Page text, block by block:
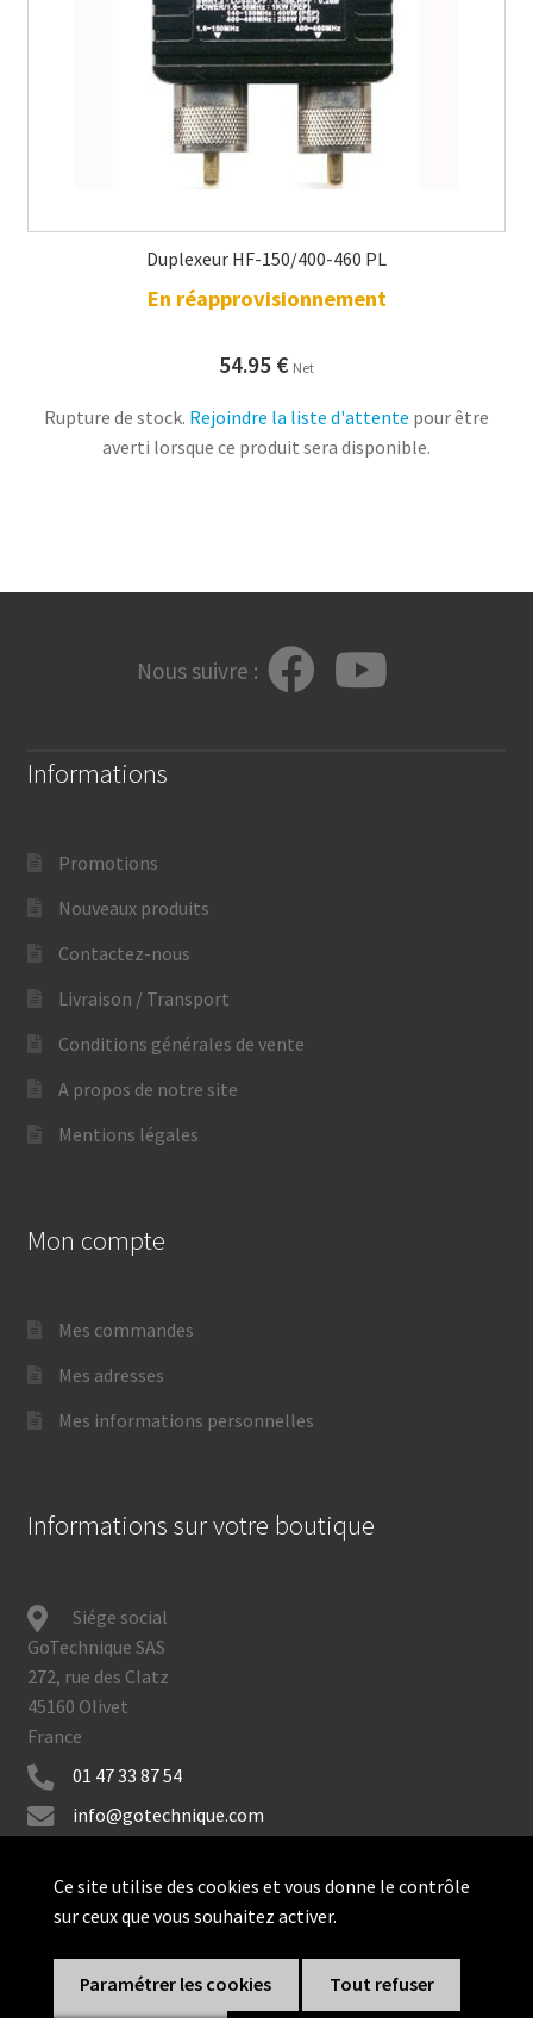
Duplexeur HF-150/400-460 PL
En réapprovisionnement
54.95 € Net
Rupture de stock. Rejoindre la liste d'attente pour être
averti lorsque ce produit sera disponible.
Nous suivre :
Informations
Promotions
Nouveaux produits
Contactez-nous
Livraison / Transport
Conditions générales de vente
A propos de notre site
Mentions légales
Mon compte
Mes commandes
Mes adresses
Mes informations personnelles
Informations sur votre boutique
Siége social
GoTechnique SAS
272, rue des Clatz
45160 Olivet
France
01 47 33 87 54
info@gotechnique.com
© GoTechnique 2026
Ce site utilise des cookies et vous donne le contrôle
sur ceux que vous souhaitez activer.
Paramétrer les cookies Tout refuser